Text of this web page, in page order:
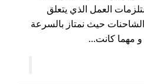
العمل الذي يتعلق
حيث نمتاز بالسرعة
و مهما كانت…